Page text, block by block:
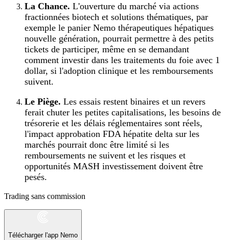
La Chance. L'ouverture du marché via actions
fractionnées biotech et solutions thématiques, par
exemple le panier Nemo thérapeutiques hépatiques
nouvelle génération, pourrait permettre à des petits
tickets de participer, même en se demandant
comment investir dans les traitements du foie avec 1
dollar, si l'adoption clinique et les remboursements
suivent.
Le Piège. Les essais restent binaires et un revers
ferait chuter les petites capitalisations, les besoins de
trésorerie et les délais réglementaires sont réels,
l'impact approbation FDA hépatite delta sur les
marchés pourrait donc être limité si les
remboursements ne suivent et les risques et
opportunités MASH investissement doivent être
pesés.
Trading sans commission
Télécharger l'app Nemo